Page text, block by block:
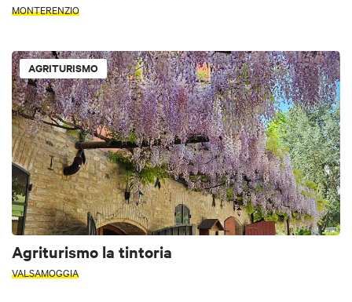
MONTERENZIO
AGRITURISMO
Agriturismo la tintoria
VALSAMOGGIA